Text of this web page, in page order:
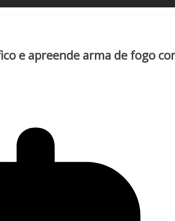
e apreende arma de fogo